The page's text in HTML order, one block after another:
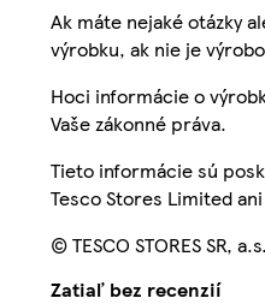
Ak máte nejaké otázky
výrobku, ak nie je
Hoci informácie o
Vaše zákonné práva.
Tieto informácie sú
Tesco Stores Limited
© TESCO STORES SR,
Zatiaľ bez recenzií